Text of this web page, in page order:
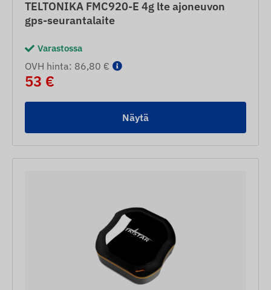
TELTONIKA FMC920-E 4g lte ajoneuvon
gps-seurantalaite
Varastossa
OVH hinta: 86,80 €
53 €
Näytä